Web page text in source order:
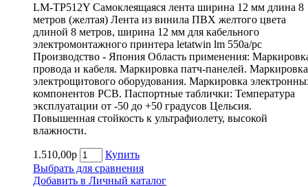
LM-TP512Y Самоклеящаяся лента ширина 12 мм длина 8
метров (желтая) Лента из винила ПВХ желтого цвета
длиной 8 метров, ширина 12 мм для кабельного
электромонтажного принтера letatwin lm 550a/pc
Производство - Япония Область применения:
провода и кабеля. Маркировка патч-панелей. Маркировка
электрощитового оборудования. Маркировка
компонентов РСВ. Паспортные таблички: Температура
эксплуатации от -50 до +50 градусов Цельсия.
Повышенная стойкость к ультрафиолету, высокой
влажности.
1.510,00р
Купить
Выбрать для сравнения
Добавить в Личный каталог